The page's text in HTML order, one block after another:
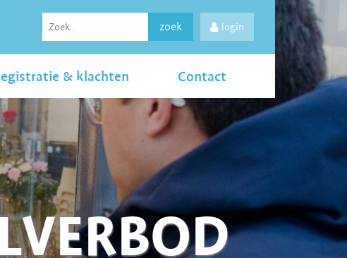
zoek login
& klachten Contact